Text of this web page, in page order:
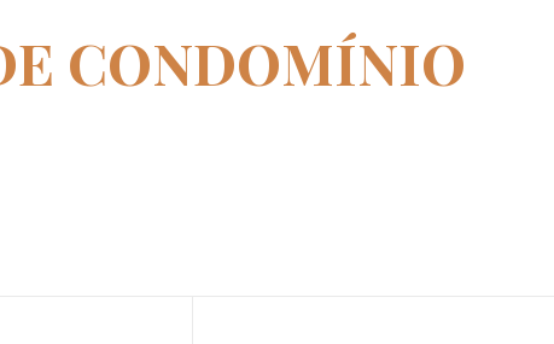
CONDOMÍNIO